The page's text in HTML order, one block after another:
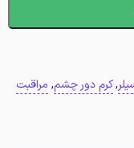
,کرم دور چشم, مراقبت